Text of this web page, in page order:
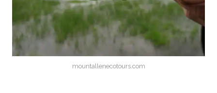
mountallenecotours.com